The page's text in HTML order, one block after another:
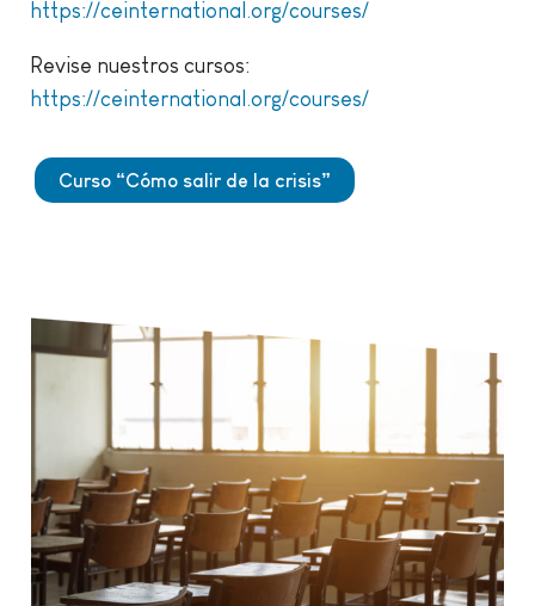
https://ceinternational.org/courses/
Revise nuestros cursos:
https://ceinternational.org/courses/
Curso “Cómo salir de la crisis”